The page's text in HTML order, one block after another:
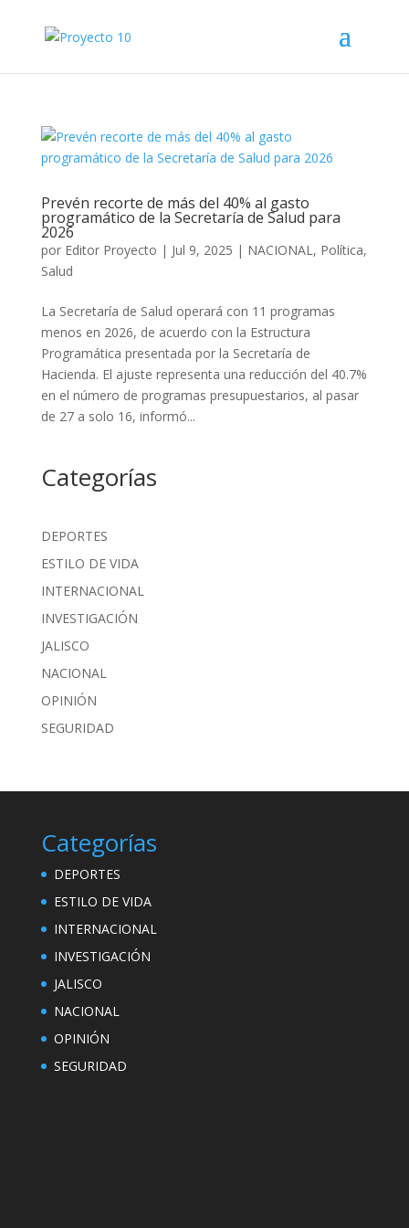
Prevén recorte de más del 40% al gasto
programático de la Secretaría de Salud para
2026
por Editor Proyecto | Jul 9, 2025 | NACIONAL, Política,
Salud
La Secretaría de Salud operará con 11 programas
menos en 2026, de acuerdo con la Estructura
Programática presentada por la Secretaría de
Hacienda. El ajuste representa una reducción del 40.7%
en el número de programas presupuestarios, al pasar
de 27 a solo 16, informó...
Categorías
DEPORTES
ESTILO DE VIDA
INTERNACIONAL
INVESTIGACIÓN
JALISCO
NACIONAL
OPINIÓN
SEGURIDAD
Categorías
DEPORTES
ESTILO DE VIDA
INTERNACIONAL
INVESTIGACIÓN
JALISCO
NACIONAL
OPINIÓN
SEGURIDAD